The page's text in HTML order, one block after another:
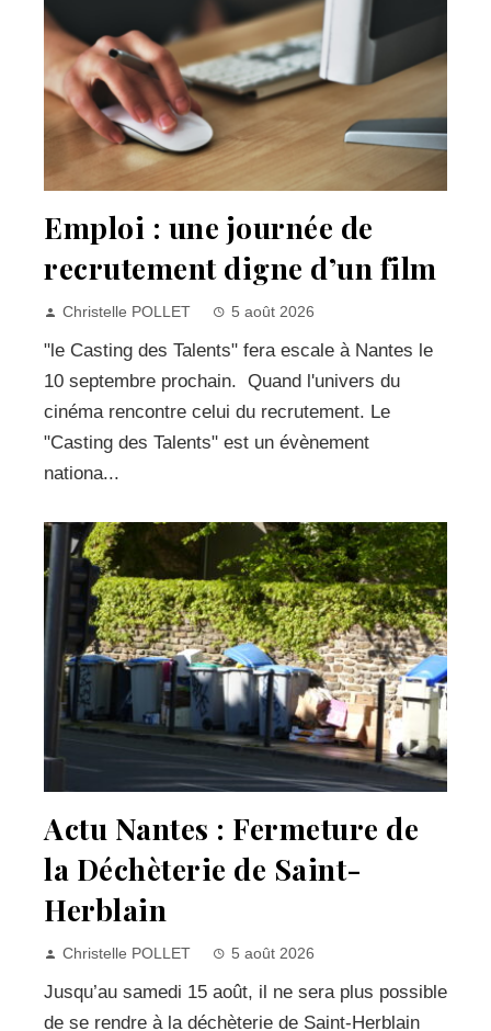
Emploi : une journée de
recrutement digne d’un film
Christelle POLLET 5 août 2026
"le Casting des Talents" fera escale à Nantes le
10 septembre prochain. Quand l'univers du
cinéma rencontre celui du recrutement. Le
"Casting des Talents" est un évènement
nationa...
Actu Nantes : Fermeture de
la Déchèterie de Saint-
Herblain
Christelle POLLET 5 août 2026
Jusqu’au samedi 15 août, il ne sera plus possible
de se rendre à la déchèterie de Saint-Herblain